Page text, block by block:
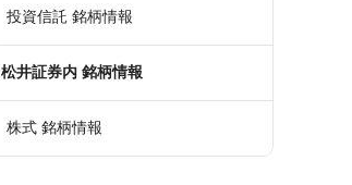
投資信託 銘柄情報
松井証券内 銘柄情報
株式 銘柄情報